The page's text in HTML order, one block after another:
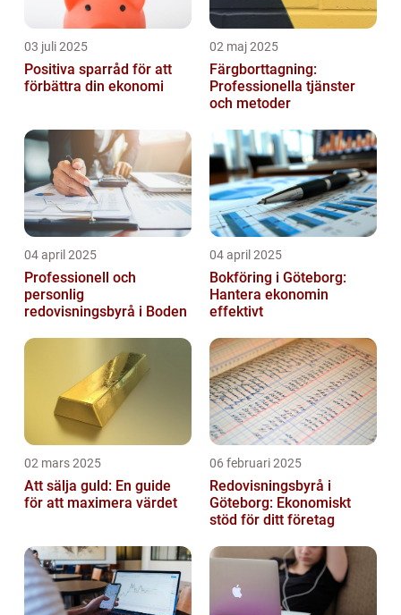
03 juli 2025
Positiva sparråd för att
förbättra din ekonomi
02 maj 2025
Färgborttagning:
Professionella tjänster
och metoder
04 april 2025
Professionell och
personlig
redovisningsbyrå i Boden
04 april 2025
Bokföring i Göteborg:
Hantera ekonomin
effektivt
02 mars 2025
Att sälja guld: En guide
för att maximera värdet
06 februari 2025
Redovisningsbyrå i
Göteborg: Ekonomiskt
stöd för ditt företag